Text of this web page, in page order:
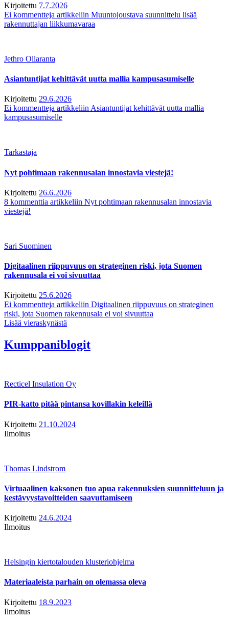
Kirjoitettu 7.7.2026
Ei kommentteja artikkeliin Muuntojoustava suunnittelu lisää
rakennuttajan liikkumavaraa
Jethro Ollaranta
Asiantuntijat kehittävät uutta mallia kampusasumiselle
Kirjoitettu 29.6.2026
Ei kommentteja artikkeliin Asiantuntijat kehittävät uutta mallia
kampusasumiselle
Tarkastaja
Nyt pohtimaan rakennusalan innostavia viestejä!
Kirjoitettu 26.6.2026
8 kommenttia artikkeliin Nyt pohtimaan rakennusalan innostavia
viestejä!
Sari Suominen
Digitaalinen riippuvuus on strateginen riski, jota Suomen
rakennusala ei voi sivuuttaa
Kirjoitettu 25.6.2026
Ei kommentteja artikkeliin Digitaalinen riippuvuus on strateginen
riski, jota Suomen rakennusala ei voi sivuuttaa
Lisää vieraskynästä
Kumppaniblogit
Recticel Insulation Oy
PIR-katto pitää pintansa kovillakin keleillä
Kirjoitettu 21.10.2024
Ilmoitus
Thomas Lindstrom
Virtuaalinen kaksonen tuo apua rakennuksien suunnitteluun ja
kestävyystavoitteiden saavuttamiseen
Kirjoitettu 24.6.2024
Ilmoitus
Helsingin kiertotalouden klusteriohjelma
Materiaaleista parhain on olemassa oleva
Kirjoitettu 18.9.2023
Ilmoitus